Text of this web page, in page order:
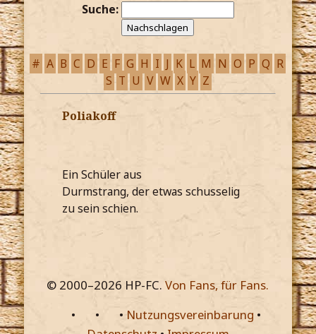
Suche:
# A B C D E F G H I J K L M N O P Q R
S T U V W X Y Z
Poliakoff
Ein Schüler aus
Durmstrang, der etwas schusselig
zu sein schien.
© 2000–2026 HP-FC.Von Fans, für Fans.
•
• • Nutzungsvereinbarung •